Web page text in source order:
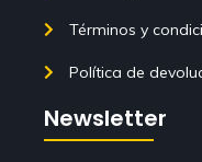
Términos y
Política de
Newsletter